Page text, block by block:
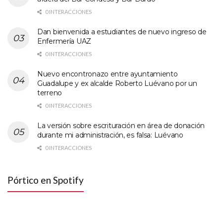
0 INTERACCIONES
Dan bienvenida a estudiantes de nuevo ingreso de
Enfermería UAZ
0 INTERACCIONES
Nuevo encontronazo entre ayuntamiento
Guadalupe y ex alcalde Roberto Luévano por un
terreno
0 INTERACCIONES
La versión sobre escrituración en área de donación
durante mi administración, es falsa: Luévano
0 INTERACCIONES
Pórtico en Spotify